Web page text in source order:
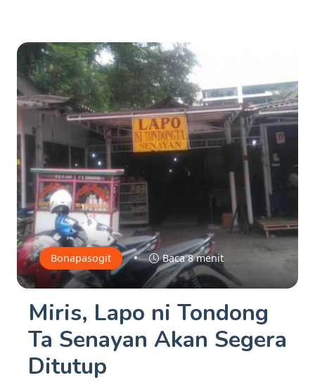
Bonapasogit • Baca 8 menit
Miris, Lapo ni Tondong
Ta Senayan Akan Segera
Ditutup